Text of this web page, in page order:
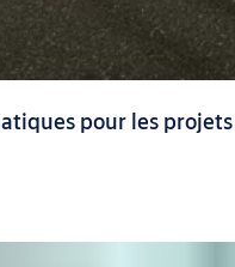
pour les projets